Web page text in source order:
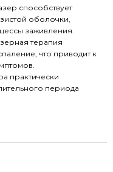
способствует
оболочки,
заживления.
терапия
что приводит к
практически
периода